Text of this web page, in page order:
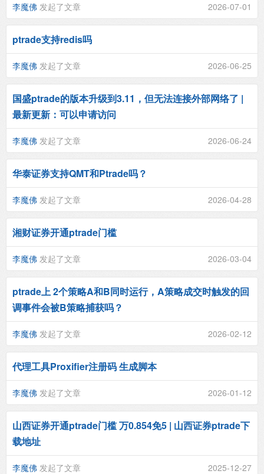
李魔佛 发起了文章 2026-07-01
ptrade支持redis吗
李魔佛 发起了文章 2026-06-25
国盛ptrade的版本升级到3.11，但无法连接外部网络了 |
最新更新：可以申请访问
李魔佛 发起了文章 2026-06-24
华泰证券支持QMT和Ptrade吗？
李魔佛 发起了文章 2026-04-28
湘财证券开通ptrade门槛
李魔佛 发起了文章 2026-03-04
ptrade上 2个策略A和B同时运行，A策略成交时触发的回
调事件会被B策略捕获吗？
李魔佛 发起了文章 2026-02-12
代理工具Proxifier注册码 生成脚本
李魔佛 发起了文章 2026-01-12
山西证券开通ptrade门槛 万0.854免5 | 山西证券ptrade下
载地址
李魔佛 发起了文章 2025-12-27